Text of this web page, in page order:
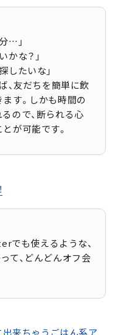
…」
かな？」
したいな」
、友だちを簡単に飲
す。しかも時間の
ので、断られる心
が可能です。
でも使えるような、
て、どんどんオフ会